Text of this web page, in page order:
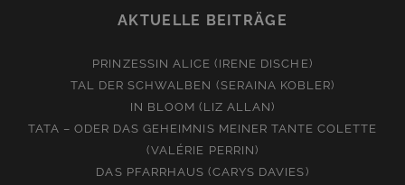
AKTUELLE BEITRÄGE
PRINZESSIN ALICE (IRENE DISCHE)
TAL DER SCHWALBEN (SERAINA KOBLER)
IN BLOOM (LIZ ALLAN)
TATA – ODER DAS GEHEIMNIS MEINER TANTE COLETTE
(VALÉRIE PERRIN)
DAS PFARRHAUS (CARYS DAVIES)